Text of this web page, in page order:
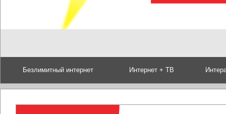
Безлимитный интернет Интернет + ТВ